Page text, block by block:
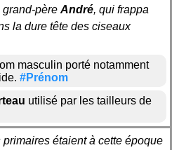
grand-père André, qui frappa
la dure tête des ciseaux
masculin porté notamment
#Prénom
utilisé par les tailleurs de
étaient à cette époque